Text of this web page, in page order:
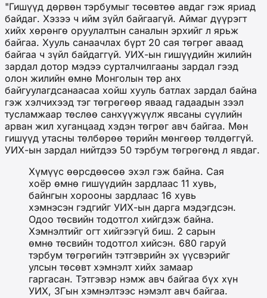
"Гишүүд дөрвөн тэрбумыг төсөвтөө авдаг гэж яриад
байдаг. Хэзээ ч ийм зүйл байгаагүй. Аймаг дүүрэгт
хийх хөрөнгө оруулалтын саналын эрхийг л ярьж
байгаа. Хууль санаачлах бүрт 20 сая төгрөг аваад
байгаа ч зүйл байдаггүй. УИХ-ын гишүүдийн жилийн
зардал дотор мэдээ сурталчилгааны зардал гээд
олон жилийн өмнө Монголын төр анх
байгуулагдсанаасаа хойш хууль батлах зардал байна
гэж хэлчихээд тэг төгрөгөөр яваад гадаадын зээл
тусламжаар төслөө санхүүжүүлж явсаны сүүлийн
арван жил хуганцаад хэдэн төгрөг авч байгаа. Мөн
гишүүд утасны төлбөрөө төрийн мөнгөөр төлдөггүй.
УИХ-ын зардал нийтдээ 50 тэрбум төгрөгөнд л явдаг.
Хүмүүс өөрсдөөсөө эхэл гэж байна. Сая
хоёр өмнө гишүүдийн зардлаас 11 хувь,
байнгын хорооны зардлаас 16 хувь
хэмнэсэн гэдгийг УИХ-ын дарга мэдэгдсэн.
Одоо төсвийн тодотгол хийгдэж байна.
Хэмнэлтийг огт хийгээгүй биш. 2 сарын
өмнө төсвийн тодотгол хийсэн. 680 гаруй
тэрбум төгрөгийн тэтгэврийн эх үүсвэрийг
улсын төсөвт хэмнэлт хийх замаар
гаргасан. Тэтгэвэр нэмж авч байгаа бүх хүн
УИХ, ЗГын хэмнэлтээс нэмэлт авч байгаа.